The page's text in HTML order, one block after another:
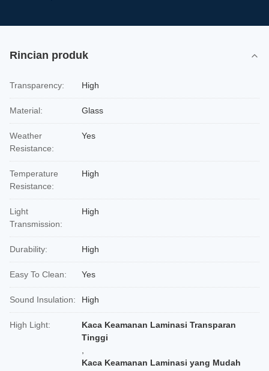
Rincian produk
Transparency: High
Material: Glass
Weather
Resistance:
Yes
Temperature
Resistance:
High
Light
Transmission:
High
Durability: High
Easy To Clean: Yes
Sound Insulation: High
High Light:
Kaca Keamanan Laminasi Transparan
Tinggi
Kaca Keamanan Laminasi yang Mudah